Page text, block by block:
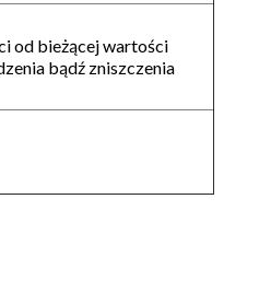
od bieżącej wartości
bądź zniszczenia